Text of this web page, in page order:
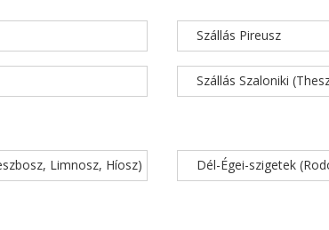
Szállás Pireusz
Szállás Szaloniki
Limnosz, Híosz) Dél-Égei-szigetek